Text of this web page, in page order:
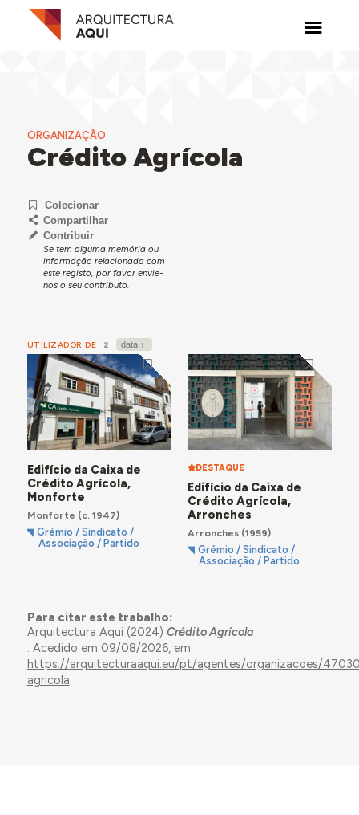
ORGANIZAÇÃO
Crédito Agrícola
Colecionar
Compartilhar
Contribuir
Se tem alguma memória ou
informação relacionada com
este registo, por favor envie-
nos o seu contributo.
UTILIZADOR DE 2
Edifício da Caixa de
Crédito Agrícola,
Monforte
Monforte (c. 1947)
Grémio / Sindicato /
Associação / Partido
DESTAQUE
Edifício da Caixa de
Crédito Agrícola,
Arronches
Arronches(1959)
Grémio / Sindicato /
Associação / Partido
Para citar este trabalho:
Arquitectura Aqui (2024) Crédito Agrícola
. Acedido em 09/08/2026, em
https://arquitecturaaqui.eu/pt/agentes/organizacoes/
agricola